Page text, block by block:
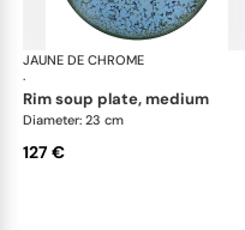
JAUNE DE CHROME
·
rim soup plate, medium
Diameter: 23 cm
127 €